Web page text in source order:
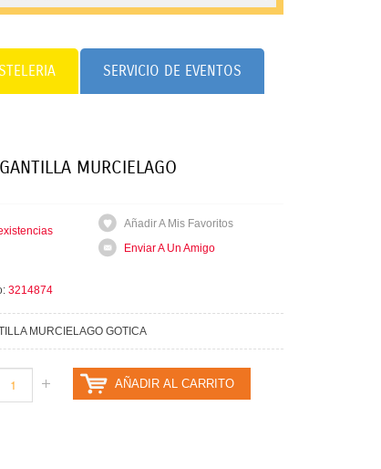
SERVICIO DE EVENTOS
MURCIELAGO
3214874
Añadir A Mis Favoritos
Enviar A Un Amigo
MURCIELAGO GOTICA
AÑADIR AL CARRITO